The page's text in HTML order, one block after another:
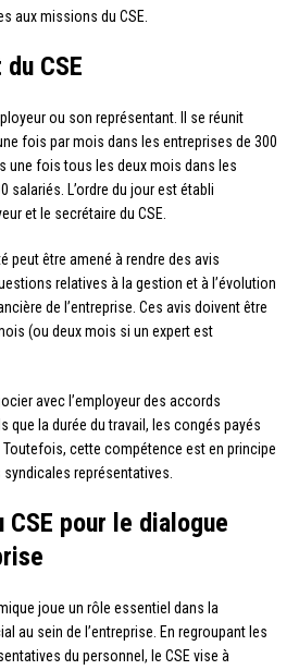
aux missions du CSE.
CSE
ou son représentant. Il se réunit
fois par mois dans les entreprises de 300
une fois tous les deux mois dans les
salariés. L’ordre du jour est établi
et le secrétaire du CSE.
peut être amené à rendre des avis
relatives à la gestion et à l’évolution
de l’entreprise. Ces avis doivent être
(ou deux mois si un expert est
avec l’employeur des accords
la durée du travail, les congés payés
cette compétence est en principe
représentatives.
CSE pour le dialogue
joue un rôle essentiel dans la
au sein de l’entreprise. En regroupant les
du personnel, le CSE vise à